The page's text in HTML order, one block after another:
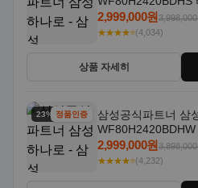
조기 20kg 세제자동
2,999,000원
★★★★⭐(4,034)
상품 자세히
23% 할인정품인증
삼성공식파트너 삼
WF80H2420BDHW
조기 20kg 세제자동
2,999,000원
★★★★⭐(4,232)